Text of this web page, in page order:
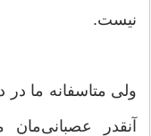
نیست.
ولی متاسفانه ما در
آنقدر